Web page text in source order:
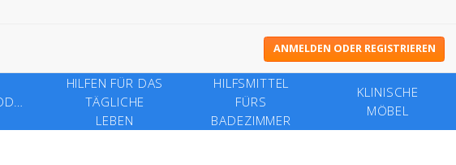
ANMELDEN ODER REGISTRIEREN
MEDIZINPRODUKTE
HILFEN FÜR DAS
TÄGLICHE
LEBEN
HILFSMITTEL
FÜRS
BADEZIMMER
KLINISCHE
MÖBEL